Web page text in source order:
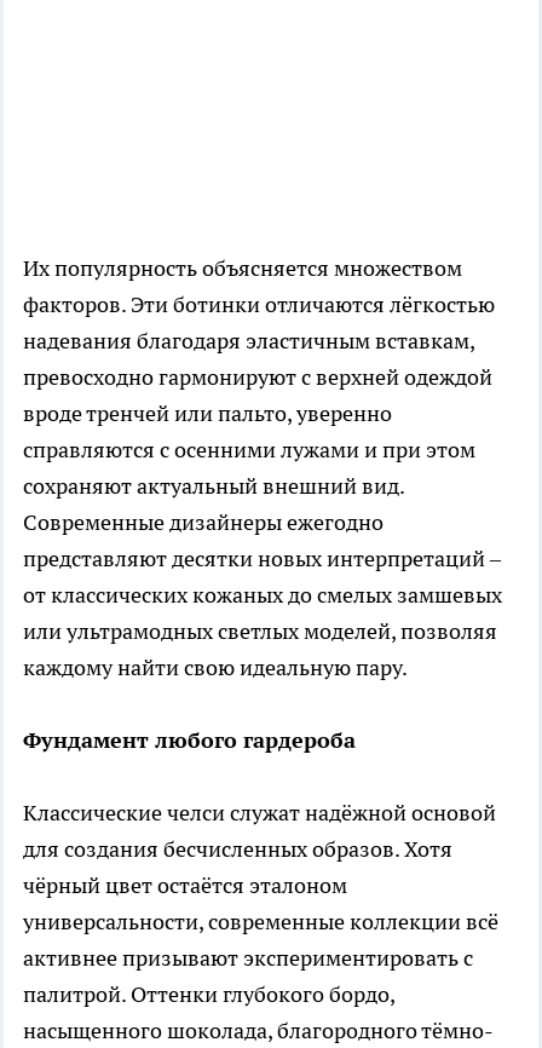
Их популярность объясняется множеством
факторов. Эти ботинки отличаются лёгкостью
надевания благодаря эластичным вставкам,
превосходно гармонируют с верхней одеждой
вроде тренчей или пальто, уверенно
справляются с осенними лужами и при этом
сохраняют актуальный внешний вид.
Современные дизайнеры ежегодно
представляют десятки новых интерпретаций –
от классических кожаных до смелых замшевых
или ультрамодных светлых моделей, позволяя
каждому найти свою идеальную пару.
Фундамент любого гардероба
Классические челси служат надёжной основой
для создания бесчисленных образов. Хотя
чёрный цвет остаётся эталоном
универсальности, современные коллекции всё
активнее призывают экспериментировать с
палитрой. Оттенки глубокого бордо,
насыщенного шоколада, благородного тёмно-